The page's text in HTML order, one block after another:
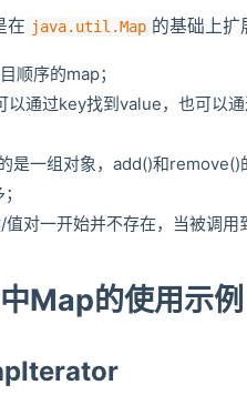
在 java.util.Map 的基础上扩
顺序的map；
以通过key找到value，也可以
是一组对象，add()和
对一开始并不存在，当被调用
Map的使用示例